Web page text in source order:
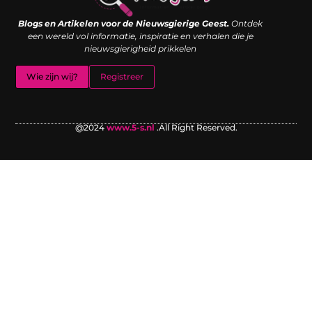
Blogs en Artikelen voor de Nieuwsgierige Geest. Ontdek
een wereld vol informatie, inspiratie en verhalen die je
nieuwsgierigheid prikkelen
Wie zijn wij? Registreer
@2024www.5-s.nl .All Right Reserved.